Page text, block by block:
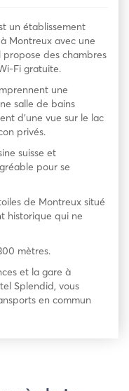
un établissement
Montreux avec une
des chambres
Fi gratuite.
une
salle de bains
d’une vue sur le lac
privés.
suisse et
pour se
de Montreux situé
historique qui ne
mètres.
et la gare à
Splendid, vous
en commun